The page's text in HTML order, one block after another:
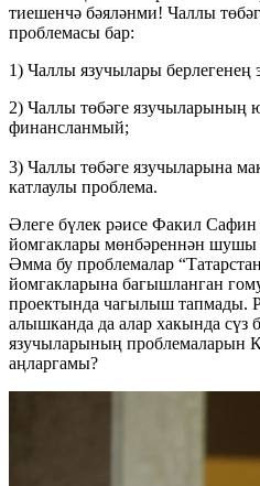
тиешенчә бәяләнми! Чаллы
проблемасы бар:
1) Чаллы язучылары берлегенең
2) Чаллы төбәге язучыларының
финансланмый;
3) Чаллы төбәге язучыларына
катлаулы проблема.
Әлеге бүлек рәисе Факил
йомгаклары мөнбәреннән шушы
Әмма бу проблемалар
йомгакларына багышланган
проектында чагылыш тапмады.
алышканда да алар хакында сүз
язучыларының проблемаларын
аңларгамы?